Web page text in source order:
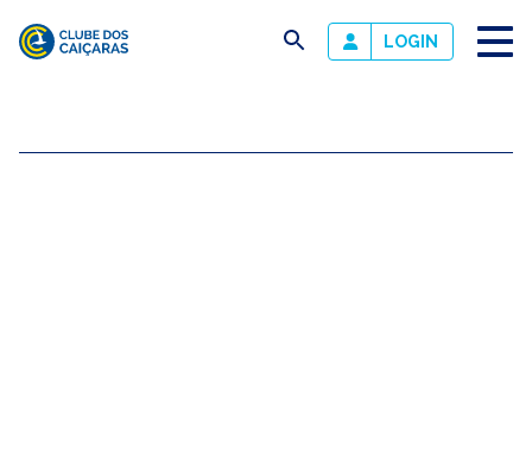
Caiçaras
busca LOGIN